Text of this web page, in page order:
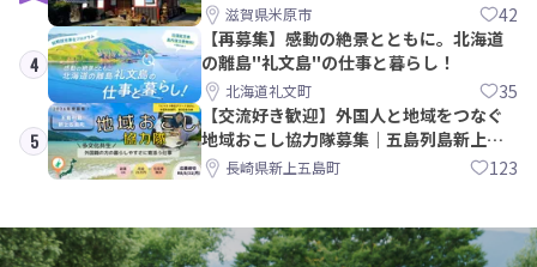
滋賀県米原市 42
4
【再募集】感動の絶景とともに。北海道
の離島"礼文島"の仕事と暮らし！
北海道礼文町 35
5
【交流好き歓迎】外国人と地域をつなぐ
地域おこし協力隊募集｜五島列島新上五
島町長崎県新上五島町 123